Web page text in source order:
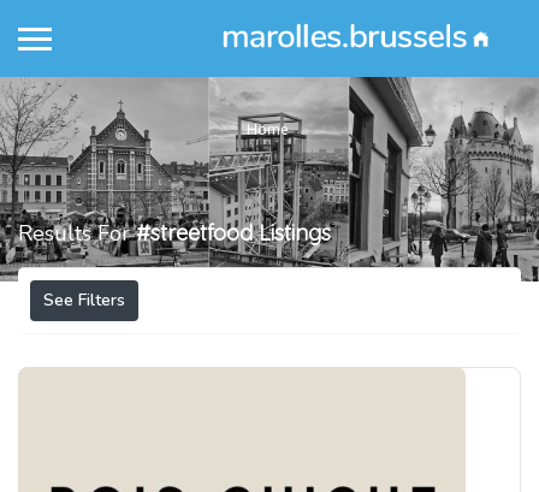
Home
Results For#streetfood Listings
See Filters